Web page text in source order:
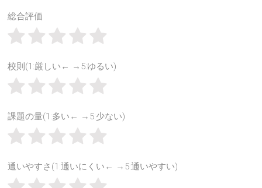
総合評価
校則(1:厳しい← →5:ゆるい)
課題の量(1:多い← →5:少ない)
通いやすさ(1:通いにくい← →5:通いやすい)